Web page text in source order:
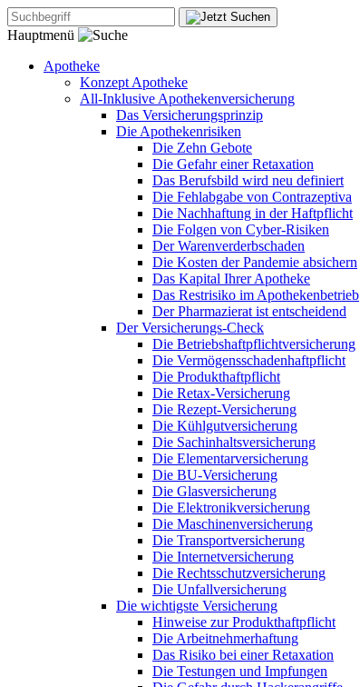
Hauptmenü
Apotheke
Konzept Apotheke
All-Inklusive Apothekenversicherung
Das Versicherungsprinzip
Die Apothekenrisiken
Die Zehn Gebote
Die Gefahr einer Retaxation
Das Berufsbild wird neu definiert
Die Fehlabgabe von Contrazeptiva
Die Nachhaftung in der Haftpflicht
Die Folgen von Cyber-Risiken
Der Warenverderbschaden
Die Kosten der Pandemie absichern
Das Kapital Ihrer Apotheke
Das Restrisiko im Apothekenbetrieb
Der Pharmazierat ist entscheidend
Der Versicherungs-Check
Die Betriebshaftpflichtversicherung
Die Vermögensschadenhaftpflicht
Die Produkthaftpflicht
Die Retax-Versicherung
Die Rezept-Versicherung
Die Kühlgutversicherung
Die Sachinhaltsversicherung
Die Elementarversicherung
Die BU-Versicherung
Die Glasversicherung
Die Elektronikversicherung
Die Maschinenversicherung
Die Transportversicherung
Die Internetversicherung
Die Rechtsschutzversicherung
Die Unfallversicherung
Die wichtigste Versicherung
Hinweise zur Produkthaftpflicht
Die Arbeitnehmerhaftung
Das Risiko bei einer Retaxation
Die Testungen und Impfungen